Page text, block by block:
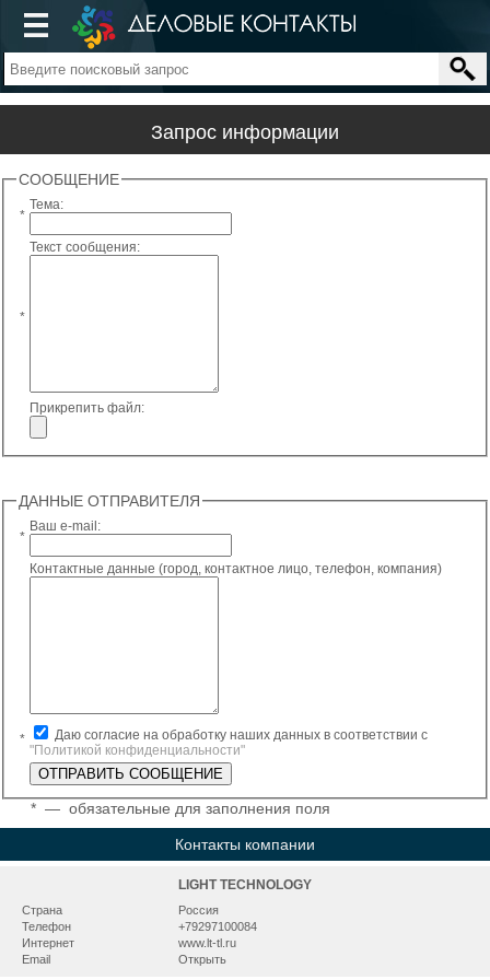
Запрос информации
СООБЩЕНИЕ
*
Тема:
*
Текст сообщения:
Прикрепить файл:
ДАННЫЕ ОТПРАВИТЕЛЯ
*
Ваш e-mail:
Контактные данные (город, контактное лицо, телефон, компания)
*
Даю согласие на обработку наших данных в соответствии с
"Политикой конфиденциальности"
* — обязательные для заполнения поля
Контакты компании
LIGHT TECHNOLOGY
Страна
Россия
Телефон
+79297100084
Интернет
www.lt-tl.ru
Email
Открыть